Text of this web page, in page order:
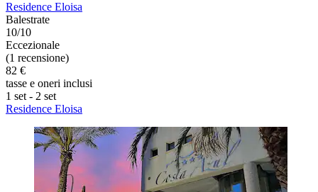
Residence Eloisa
Balestrate
10/10
Eccezionale
(1 recensione)
82 €
tasse e oneri inclusi
1 set - 2 set
Residence Eloisa